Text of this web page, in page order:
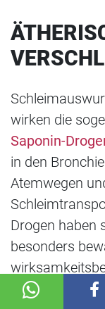
wirken die
Saponin-
in den
Atemwegen
Drogen haben
besonders
frischen